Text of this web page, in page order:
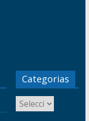
Categorias